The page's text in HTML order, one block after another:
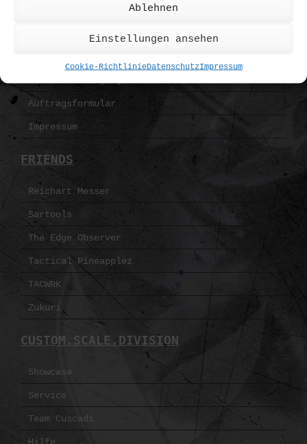
Ablehnen
Einstellungen ansehen
Cookie-RichtlinieDatenschutzImpressum
Bezahlung | Versand
Auftragsformular
Impressum
FRIENDS
Reichart Messer
Sartools
The Edge Observer
Tactical Pineapplez
TACWRK
Zukuri
CUSTOM.SCALE.DIVISION
Showcase
Service
Team Cuscadi